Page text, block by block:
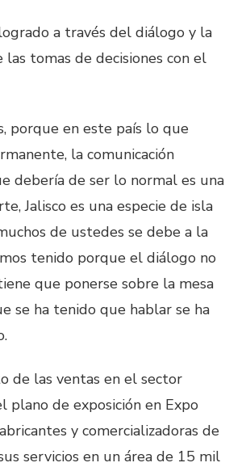
a través del diálogo y la
tomas de decisiones con el
porque en este país lo que
la comunicación
debería de ser lo normal es una
Jalisco es una especie de isla
de ustedes se debe a la
tenido porque el diálogo no
que ponerse sobre la mesa
se ha tenido que hablar se ha
de las ventas en el sector
plano de exposición en Expo
y comercializadoras de
servicios en un área de 15 mil